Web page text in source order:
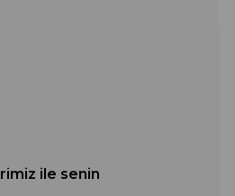
ile senin